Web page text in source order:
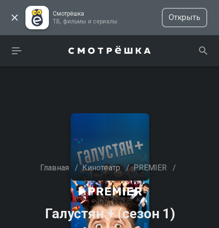
Смотрёшка
ТВ, фильмы и сериалы
Открыть
Главная / Кинотеатр / PREMIER /
Галустян + (сезон 1)